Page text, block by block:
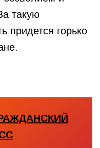
такую
придется горько